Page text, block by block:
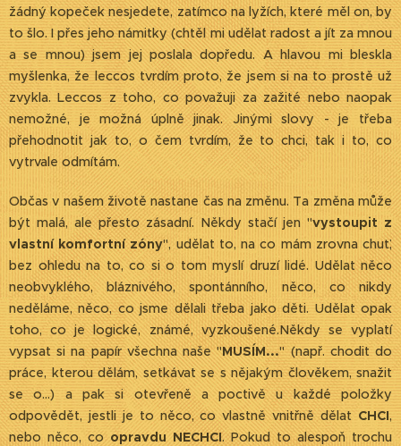
žádný kopeček nesjedete, zatímco na lyžích, které měl on, by
to šlo. I přes jeho námitky (chtěl mi udělat radost a jít za mnou
a se mnou) jsem jej poslala dopředu. A hlavou mi bleskla
myšlenka, že leccos tvrdím proto, že jsem si na to prostě už
zvykla. Leccos z toho, co považuji za zažité nebo naopak
nemožné, je možná úplně jinak. Jinými slovy - je třeba
přehodnotit jak to, o čem tvrdím, že to chci, tak i to, co
vytrvale odmítám.
Občas v našem životě nastane čas na změnu. Ta změna může
být malá, ale přesto zásadní. Někdy stačí jen "vystoupit z
vlastní komfortní zóny", udělat to, na co mám zrovna chuť,
bez ohledu na to, co si o tom myslí druzí lidé. Udělat něco
neobvyklého, bláznivého, spontánního, něco, co nikdy
neděláme, něco, co jsme dělali třeba jako děti. Udělat opak
toho, co je logické, známé, vyzkoušené.Někdy se vyplatí
vypsat si na papír všechna naše "MUSÍM..." (např. chodit do
práce, kterou dělám, setkávat se s nějakým člověkem, snažit
se o...) a pak si otevřeně a poctivě u každé položky
odpovědět, jestli je to něco, co vlastně vnitřně dělat CHCI,
nebo něco, co opravdu NECHCI. Pokud to alespoň trochu